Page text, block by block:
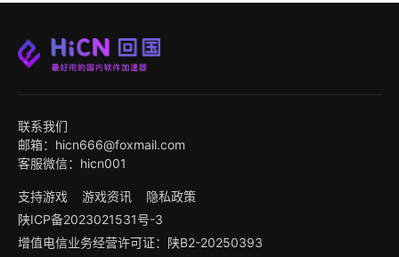
联系我们
邮箱：hicn666@foxmail.com
客服微信：hicn001
支持游戏 游戏资讯
隐私政策
陕ICP备2023021531号-3
增值电信业务经营许可证：陕B2-20250393